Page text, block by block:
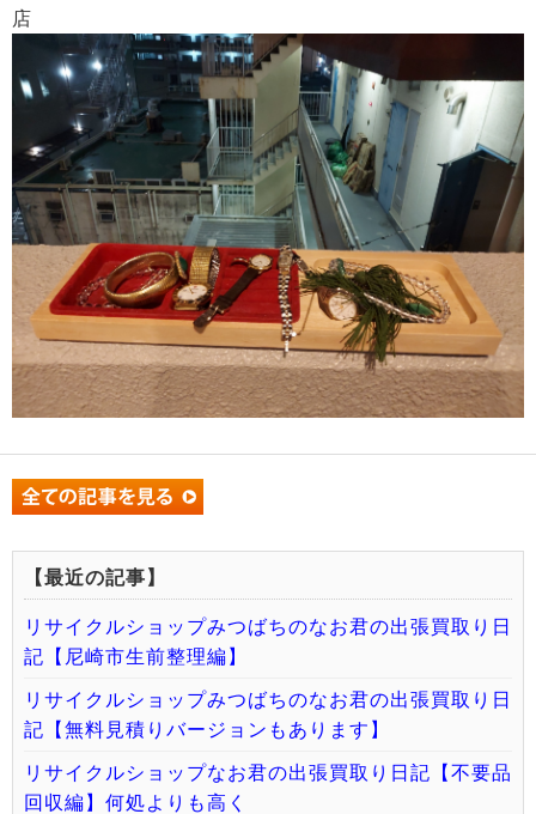
店
【最近の記事】
リサイクルショップみつばちのなお君の出張買取り日
記【尼崎市生前整理編】
リサイクルショップみつばちのなお君の出張買取り日
記【無料見積りバージョンもあります】
リサイクルショップなお君の出張買取り日記【不要品
回収編】何処よりも高く